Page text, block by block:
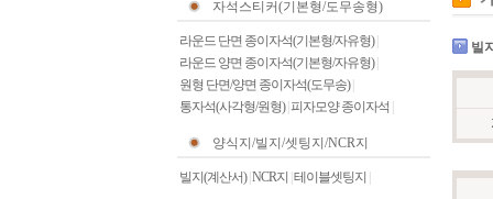
자석스티커(기본형/도무송형)
라운드 단면 종이자석(기본형/자유형)|
라운드 양면 종이자석(기본형/자유형)|
원형 단면/양면 종이자석(도무송)|
통자석(사각형/원형)| 피자모양 종이자석
양식지/빌지/셋팅지/NCR지
빌지(계산서)| NCR지 테이블셋팅지
빌